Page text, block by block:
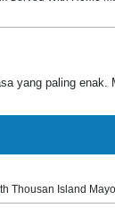
yang paling
Thousan Island